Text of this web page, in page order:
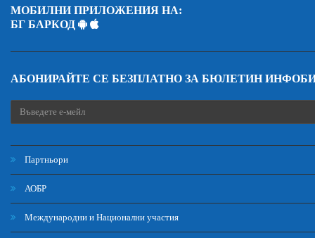
МОБИЛНИ ПРИЛОЖЕНИЯ НА:
БГ БАРКОД
АБОНИРАЙТЕ СЕ БЕЗПЛАТНО ЗА БЮЛЕТИН
Партньори
АОБР
Международни и Национални участия